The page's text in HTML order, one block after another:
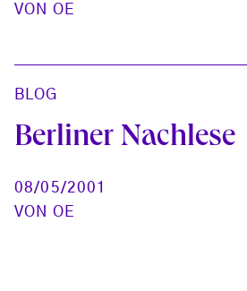
VON OE
BLOG
Berliner Nachlese
08/05/2001
VON OE